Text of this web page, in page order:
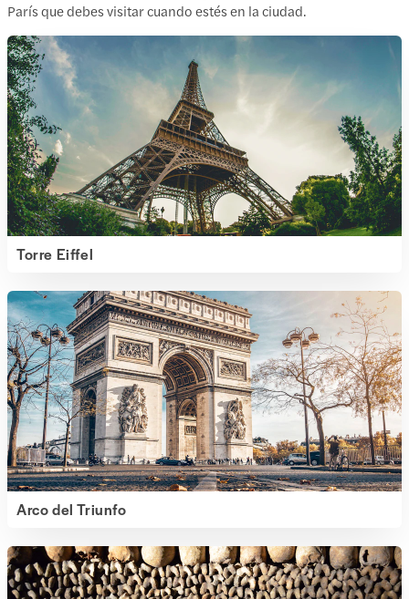
París que debes visitar cuando estés en la ciudad.
Torre Eiffel
Arco del Triunfo